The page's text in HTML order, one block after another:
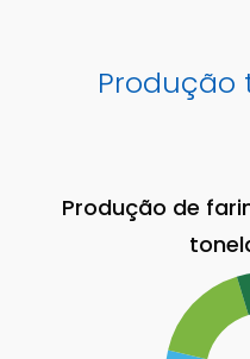
Produção
Produção de